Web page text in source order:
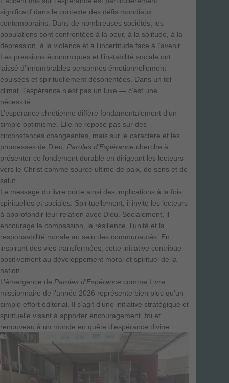
significatif dans le contexte des défis mondiaux
contemporains. Dans de nombreuses sociétés, les
populations sont confrontées à la peur, à la solitude, à la
dépression, à la violence et à l’incertitude face à l’avenir.
Les pressions économiques et l’instabilité sociale ont
laissé d’innombrables personnes émotionnellement
épuisées et spirituellement désorientées. Dans un tel
climat, l’espérance n’est pas un luxe — c’est une
nécessité.
L’espérance chrétienne diffère fondamentalement d’un
simple optimisme. Elle ne repose pas sur des
circonstances changeantes, mais sur le caractère et les
promesses de Dieu. Paroles d’Espérance cherche à
présenter ce fondement durable en dirigeant les lecteurs
vers le Christ comme source ultime de paix, de sens et de
salut.
Le message du livre porte ainsi des implications à la fois
spirituelles et sociales. Spirituellement, il invite les lecteurs
à approfondir leur relation avec Dieu. Socialement, il
encourage la compassion, la résilience, l’unité et la
responsabilité morale au sein des communautés. En
inspirant des vies transformées, cette initiative contribue
positivement au développement moral et spirituel de la
nation.
L’émergence de Paroles d’Espérance comme Livre
missionnaire de l’année 2026 représente bien plus qu’un
simple effort éditorial. Il s’agit d’une initiative stratégique et
spirituelle visant à apporter encouragement, foi et
renouveau à un monde en quête d’espérance divine.